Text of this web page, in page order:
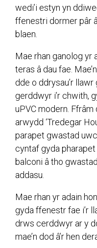
wedi’i estyn yn
ffenestri dormer pâr
blaen.
Mae rhan ganolog yr
teras â dau fae.
dde o ddrysau’r
gerddwyr i’r chwith,
uPVC modern.
arwydd ‘Tredegar
parapet gwastad
cyntaf gyda
balconi â tho
addasu.
Mae rhan yr adain
gyda ffenestr fae i’r
drws cerddwyr ar y
mae’n dod â’r hen